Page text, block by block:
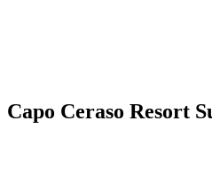
Capo Ceraso Resort